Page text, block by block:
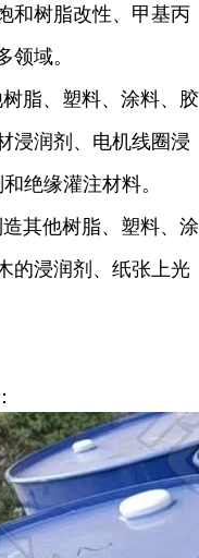
和树脂改性、甲基丙
领域。
脂、塑料、涂料、胶
浸润剂、电机线圈浸
绝缘灌注材料。
其他树脂、塑料、涂
的浸润剂、纸张上光